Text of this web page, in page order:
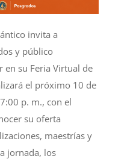
invita a
y público
en su Feria Virtual de
el próximo 10 de
p. m., con el
su oferta
maestrías y
jornada, los